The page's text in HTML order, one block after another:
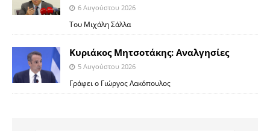
6 Αυγούστου 2026
Του Μιχάλη Σάλλα
Κυριάκος Μητσοτάκης: Αναλγησίες
5 Αυγούστου 2026
Γράφει ο Γιώργος Λακόπουλος